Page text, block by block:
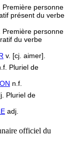
Première personne
présent du verbe
Première personne
du verbe
v. [cj. aimer].
Pluriel de
n.f.
Pluriel de
adj.
officiel du